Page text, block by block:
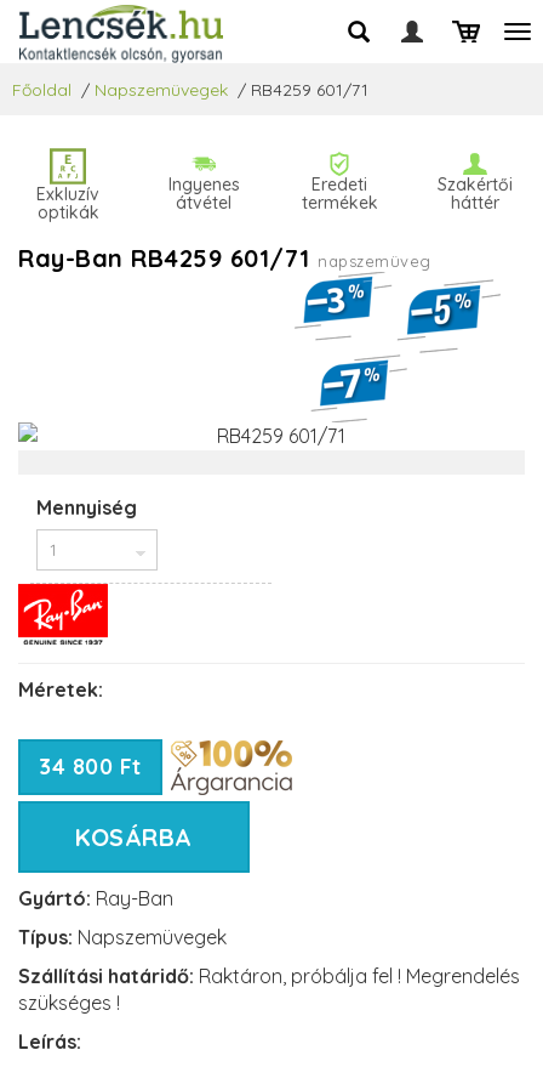
Főoldal / Napszemüvegek / RB4259 601/71
Exkluzív
optikák
Ingyenes
átvétel
Eredeti
termékek
Szakértői
háttér
Ray-Ban RB4259 601/71 napszemüveg
Mennyiség
Méretek:
34 800 Ft
KOSÁRBA
Gyártó: Ray-Ban
Típus: Napszemüvegek
Szállítási határidő: Raktáron, próbálja fel ! Megrendelés
szükséges !
Leírás: